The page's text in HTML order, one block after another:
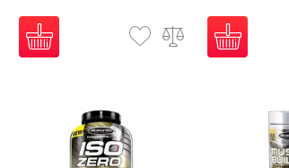
бодібілдерів, кросфітерів,